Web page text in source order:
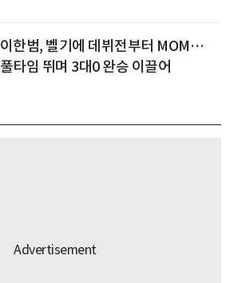
이한범, 벨기에 데뷔전부터 MOM…
풀타임 뛰며 3대0 완승 이끌어